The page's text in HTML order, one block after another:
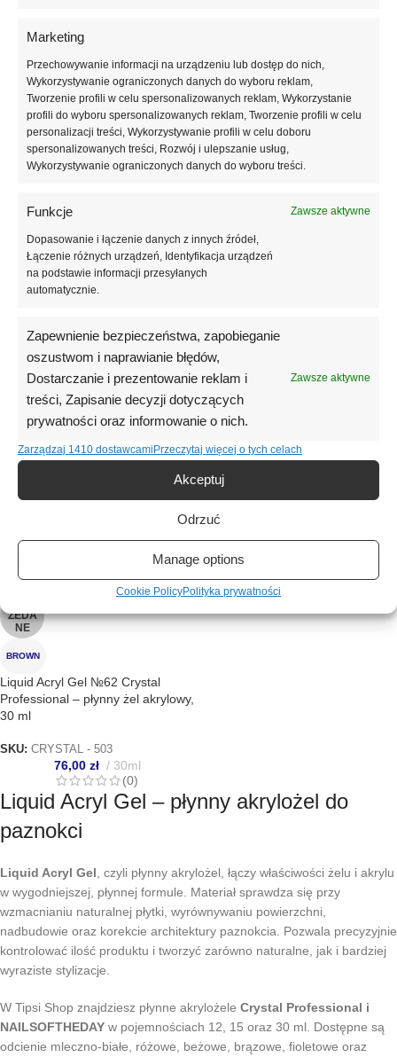
Marketing
Przechowywanie informacji na urządzeniu lub dostęp do nich,
Wykorzystywanie ograniczonych danych do wyboru reklam,
Tworzenie profili w celu spersonalizowanych reklam, Wykorzystanie
profili do wyboru spersonalizowanych reklam, Tworzenie profili w celu
personalizacji treści, Wykorzystywanie profili w celu doboru
spersonalizowanych treści, Rozwój i ulepszanie usług,
Wykorzystywanie ograniczonych danych do wyboru treści.
Funkcje Zawsze aktywne
Dopasowanie i łączenie danych z innych źródeł,
Łączenie różnych urządzeń, Identyfikacja urządzeń
na podstawie informacji przesyłanych
automatycznie.
Zapewnienie bezpieczeństwa, zapobieganie
oszustwom i naprawianie błędów,
Dostarczanie i prezentowanie reklam i
treści, Zapisanie decyzji dotyczących
prywatności oraz informowanie o nich.
Zawsze aktywne
Zarządzaj 1410 dostawcamiPrzeczytaj więcej o tych celach
Akceptuj
Odrzuć
Manage options
Cookie PolicyPolityka prywatności
WHITE
NAILSOFTHEDAY Liquid Acrygel
SKU:NAILSOFTHEDAY-229
15ml
(0)
WHITE
SKU:
(0)
ZEDA
NE
BROWN
Liquid Acryl Gel №62 Crystal
Professional – płynny żel akrylowy,
30 ml
SKU: CRYSTAL - 503
76,00 zł
30ml
(0)
Liquid Acryl Gel – płynny akrylożel do
paznokci
Liquid Acryl Gel, czyli płynny akrylożel, łączy właściwości żelu i akrylu
w wygodniejszej, płynnej formule. Materiał sprawdza się przy
wzmacnianiu naturalnej płytki, wyrównywaniu powierzchni,
nadbudowie oraz korekcie architektury paznokcia. Pozwala precyzyjnie
kontrolować ilość produktu i tworzyć zarówno naturalne, jak i bardziej
wyraziste stylizacje.
W Tipsi Shop znajdziesz płynne akrylożele Crystal Professional i
NAILSOFTHEDAY w pojemnościach 12, 15 oraz 30 ml. Dostępne są
odcienie mleczno-białe, różowe, beżowe, brązowe, fioletowe oraz